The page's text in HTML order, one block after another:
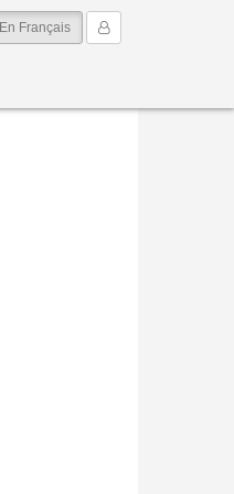
Mon Compte
En Français(current)